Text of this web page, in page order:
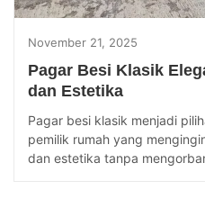
November 21, 2025
Pagar Besi Klasik
dan Estetika
Pagar besi klasik menjadi
pemilik rumah yang
dan estetika tanpa